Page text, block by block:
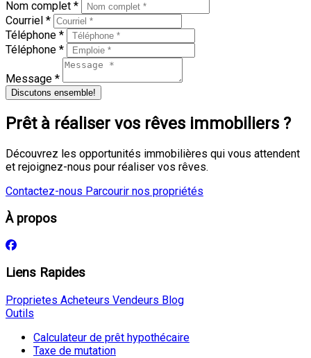
Nom complet *
Courriel *
Téléphone *
Téléphone *
Message *
Discutons ensemble!
Prêt à réaliser vos rêves immobiliers ?
Découvrez les opportunités immobilières qui vous attendent
et rejoignez-nous pour réaliser vos rêves.
Contactez-nous Parcourir nos propriétés
À propos
Liens Rapides
Proprietes Acheteurs Vendeurs Blog
Outils
Calculateur de prêt hypothécaire
Taxe de mutation